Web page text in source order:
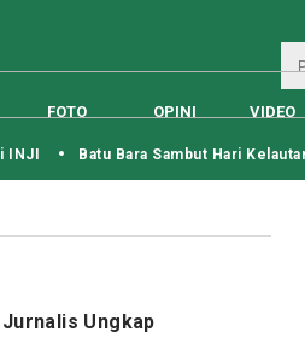
FOTO OPINI VIDEO
Batu Bara Sambut Hari Kelautan
Ungkap